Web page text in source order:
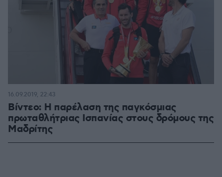
Βίντεο: Η παρέλαση της παγκόσμιας
πρωταθλήτριας Ισπανίας στους δρόμους της
Μαδρίτης
16.09.2019, 22:43